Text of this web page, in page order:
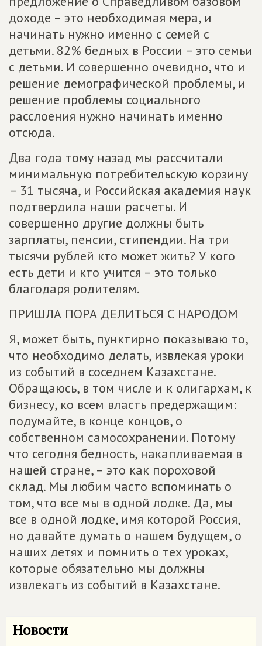
доходе – это необходимая мера, и
начинать нужно именно с семей с
детьми. 82% бедных в России – это семьи
с детьми. И совершенно очевидно, что и
решение демографической проблемы, и
решение проблемы социального
расслоения нужно начинать именно
отсюда.
Два года тому назад мы рассчитали
минимальную потребительскую корзину
– 31 тысяча, и Российская академия наук
подтвердила наши расчеты. И
совершенно другие должны быть
зарплаты, пенсии, стипендии. На три
тысячи рублей кто может жить? У кого
есть дети и кто учится – это только
благодаря родителям.
ПРИШЛА ПОРА ДЕЛИТЬСЯ С НАРОДОМ
Я, может быть, пунктирно показываю то,
что необходимо делать, извлекая уроки
из событий в соседнем Казахстане.
Обращаюсь, в том числе и к олигархам, к
бизнесу, ко всем власть предержащим:
подумайте, в конце концов, о
собственном самосохранении. Потому
что сегодня бедность, накапливаемая в
нашей стране, – это как пороховой
склад. Мы любим часто вспоминать о
том, что все мы в одной лодке. Да, мы
все в одной лодке, имя которой Россия,
но давайте думать о нашем будущем, о
наших детях и помнить о тех уроках,
которые обязательно мы должны
извлекать из событий в Казахстане.
Новости